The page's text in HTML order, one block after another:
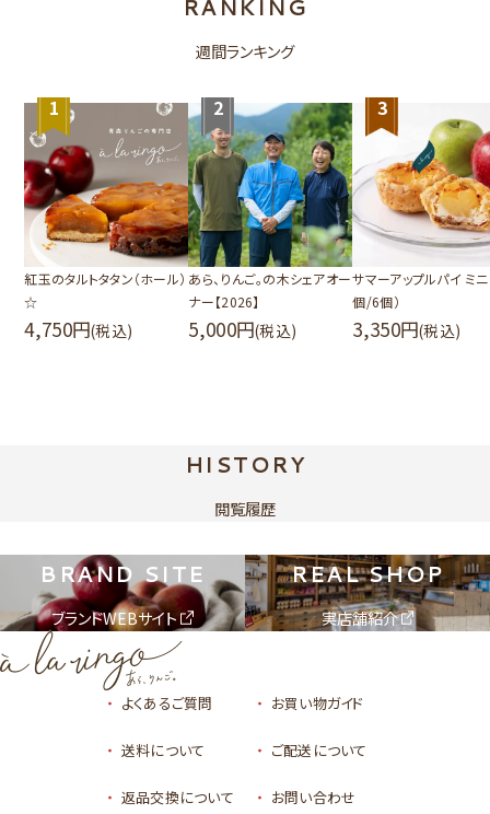
RANKING
週間ランキング
1
紅玉のタルトタタン（ホール）
☆
4,750 (税込)
2
あら、りんご。の木シェアオー
ナー【2026】
5,000 (税込)
3
サマーアップルパイ ミニ
個/6個）
3,350 (税込)
HISTORY
閲覧履歴
BRAND SITE
ブランドWEBサイト
REAL SHOP
実店舗紹介
よくあるご質問 お買い物ガイド
送料について ご配送について
返品交換について お問い合わせ